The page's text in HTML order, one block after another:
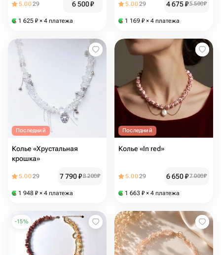
5.0029 6 500₽
1 625 ₽ × 4 платежа
5.0029 4 675₽5 500₽
1 169 ₽ × 4 платежа
Последний
Колье «Хрустальная
крошка»
5.0029 7 790₽8 200₽
1 948 ₽ × 4 платежа
Последний
Колье «In red»
5.0029 6 650₽7 000₽
1 663 ₽ × 4 платежа
-15%